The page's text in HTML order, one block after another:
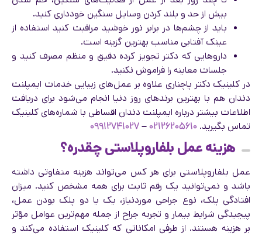
بیش از حد و بلند کردن وسایل سنگین خودداری کنید.
باید از چشم‌ها در برابر نور خوشید مراقبت کنید استفاده از
عینک آفتابی مناسب بهترین گزینه است.
داروهایی که دکتر تجویز کرده دقیق و منظم مصرف کنید و
جلسات معاینه را فراموش نکنید.
در کلینیک دکتر پاچناری علاوه بر عمل‌های زیبایی خدمات ایمپلنت
دندان هم با بهترین برندهای روز دنیا انجام می‌شود برای دریافت
اطلاعات بیشتر درباره ایمپلنت دندان اقساطی با شماره‌های کلینیک
تماس بگیرید. ۰۲۱۲۶۲۰۵۶۱۰–۰۹۹۱۲۷۴۱۰۲۷
هزینه عمل بلفاروپلاستی چقدره؟
عمل بلفاروپلاستی برای هر کس می‌تواند هزینه متفاوتی داشته
باشد و نمی‌توانید یک رقم ثابت برای همه مشخص کنید. میزان
افتادگی پلک، نوع جراحی موردنیاز، یک یا دو پلک بودن عمل،
پیچیدگی شرایط بیمار و تجربه جراح از جمله مهم‌ترین عوامل مؤثر
بر هزینه هستند. از طرفی امکاناتی که کلینیک استفاده می‌کند و